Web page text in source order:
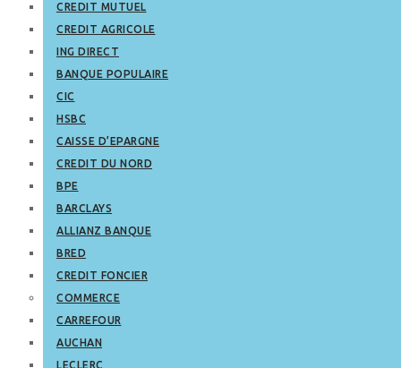
CREDIT MUTUEL
CREDIT AGRICOLE
ING DIRECT
BANQUE POPULAIRE
CIC
HSBC
CAISSE D’EPARGNE
CREDIT DU NORD
BPE
BARCLAYS
ALLIANZ BANQUE
BRED
CREDIT FONCIER
COMMERCE
CARREFOUR
AUCHAN
LECLERC